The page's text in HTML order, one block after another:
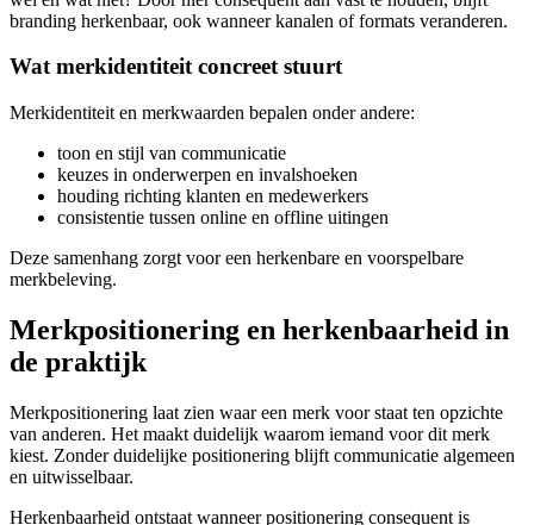
branding herkenbaar, ook wanneer kanalen of formats veranderen.
Wat merkidentiteit concreet stuurt
Merkidentiteit en merkwaarden bepalen onder andere:
toon en stijl van communicatie
keuzes in onderwerpen en invalshoeken
houding richting klanten en medewerkers
consistentie tussen online en offline uitingen
Deze samenhang zorgt voor een herkenbare en voorspelbare
merkbeleving.
Merkpositionering en herkenbaarheid in
de praktijk
Merkpositionering laat zien waar een merk voor staat ten opzichte
van anderen. Het maakt duidelijk waarom iemand voor dit merk
kiest. Zonder duidelijke positionering blijft communicatie algemeen
en uitwisselbaar.
Herkenbaarheid ontstaat wanneer positionering consequent is